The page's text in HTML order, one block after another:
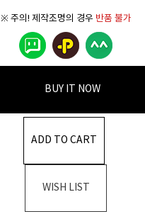
※ 주의! 제작조명의 경우 반품 불가
BUY IT NOW
ADD TO CART
WISH LIST